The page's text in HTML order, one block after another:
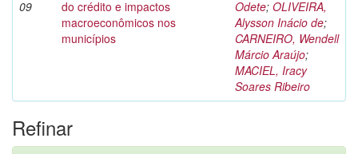
09
do crédito e impactos
macroeconômicos nos
municípios
Odete; OLIVEIRA,
Alysson Inácio de;
CARNEIRO, Wendell
Márcio Araújo;
MACIEL, Iracy
Soares Ribeiro
Refinar